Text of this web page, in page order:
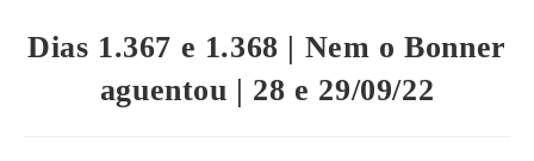
Dias 1.367 e 1.368 | Nem o Bonner
aguentou | 28 e 29/09/22